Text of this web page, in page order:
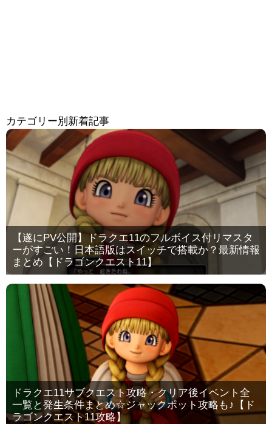
カテゴリー別新着記事
【遂にPV公開】ドラクエ11のフルボイス付リマスタ
ーがすごい！日本語版はスイッチで搭載か？最新情報
まとめ【ドラゴンクエスト11】
ドラクエ11サブクエスト攻略・クリア後イベント全
一覧と発生条件まとめ☆ジャックポット攻略も♪【ド
ラゴンクエスト11攻略】